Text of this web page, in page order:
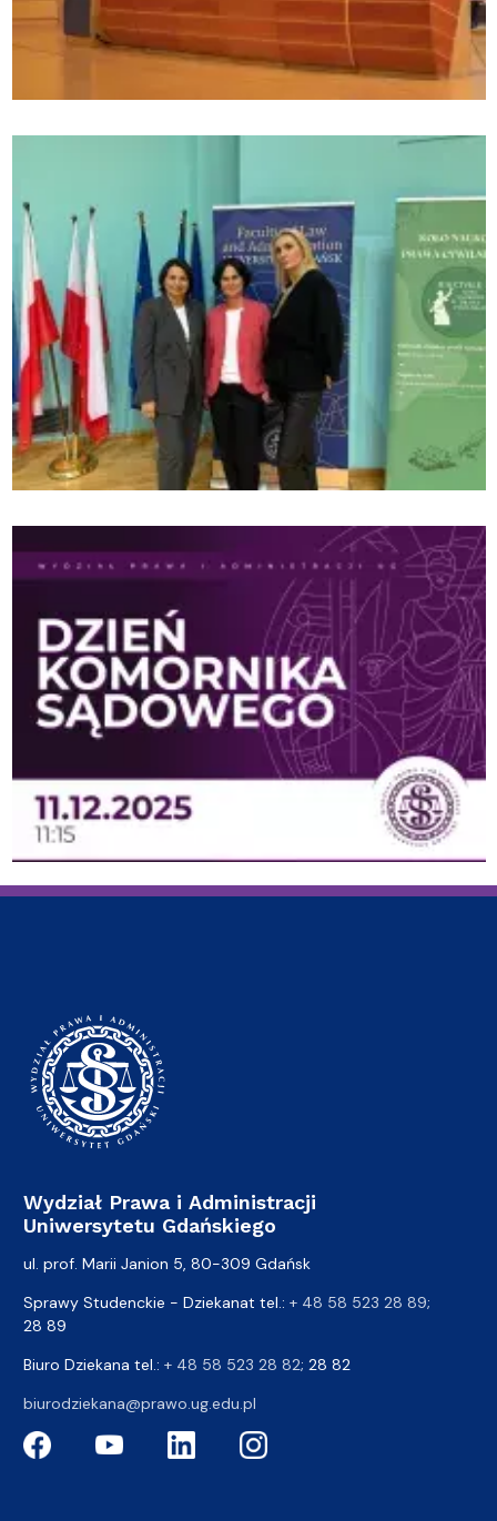
Wydział Prawa i Administracji
Uniwersytetu Gdańskiego
ul. prof. Marii Janion 5, 80-309 Gdańsk
Sprawy Studenckie - Dziekanat tel.: + 48 58 523 28 89;
28 89
Biuro Dziekana tel.: + 48 58 523 28 82; 28 82
biurodziekana@prawo.ug.edu.pl